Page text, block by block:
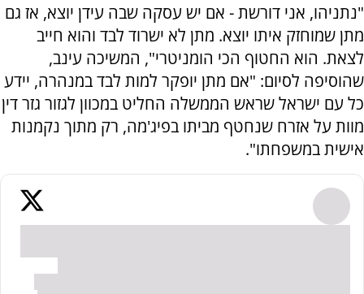
"נתניהו, אני דורשת - אם יש עסקה שבה עידן יוצא, אז גם
מתן שמוחזק איתו יוצא. מתן לא ישרוד לבד והוא חייב
לצאת. הוא החטוף הכי הומניטרי", המשיכה עינב,
שהוסיפה לסיום: "אם מתן יופקר למות לבד במנהרה, יידע
כל עם ישראל שראש הממשלה החליט במכוון לגזור גזר דין
מוות על אזרח שנחטף מביתו בפיג'מה, רק מתוך נקמנות
אישית במשפחתו".